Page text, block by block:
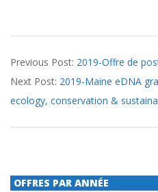
01-
10
Previous Post: 2019-Offre de
Next Post: 2019-Maine eDNA
ecology, conservation &
OFFRES PAR ANNÉE